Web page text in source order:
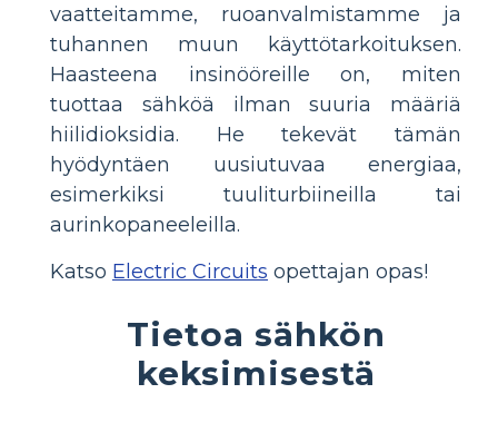
vaatteitamme, ruoanvalmistamme ja
tuhannen muun käyttötarkoituksen.
Haasteena insinööreille on, miten
tuottaa sähköä ilman suuria määriä
hiilidioksidia. He tekevät tämän
hyödyntäen uusiutuvaa energiaa,
esimerkiksi tuuliturbiineilla tai
aurinkopaneeleilla.
Katso Electric Circuits opettajan opas!
Tietoa sähkön
keksimisestä